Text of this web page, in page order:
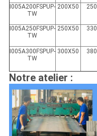
I005A200 FSPU P-
TW
200X50 250
I005A250 FSPU P-
TW
250X50 330
I005A300FSPUP-
TW
300X50 380
Notre atelier :